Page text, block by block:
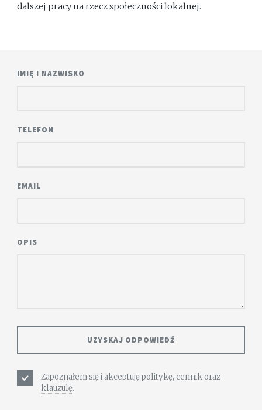
dalszej pracy na rzecz społeczności lokalnej.
IMIĘ I NAZWISKO
TELEFON
EMAIL
OPIS
Zapoznałem się i akceptujępolitykę, cennik oraz
klauzulę.